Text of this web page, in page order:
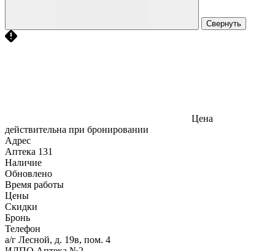
Свернуть
Цена
действительна при бронировании
Адрес
Аптека 131
Наличие
Обновлено
Время работы
Цены
Скидки
Бронь
Телефон
а/г Лесной, д. 19в, пом. 4